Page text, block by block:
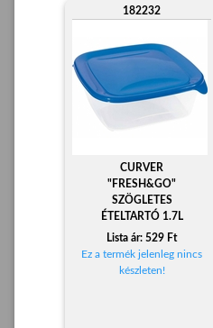
182232
CURVER
"FRESH&GO"
SZÖGLETES
ÉTELTARTÓ 1.7L
Lista ár: 529 Ft
Ez a termék jelenleg nincs
készleten!